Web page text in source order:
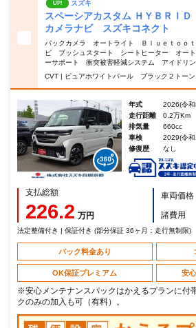
UP! スズキ
スペーシアカスタム ＨＹＢＲＩ
カメラナビ スズキコネクト
バックカメラ オートライト Ｂｌｕｅｔｏｏ
ビ プッシュスタート シートヒーター オー
ーサポート 衝突被害軽減システム アイドリン
CVT | ピュアホワイトパール ブラック２トーン
年式
2026(令
走行距離
0.2万Km
排気量
660cc
車検
2029(令
修復歴
なし
支払総額
226.2 万円
車両価格
諸費用
法定整備付き | 保証付き (部分保証 36ヶ月：走行無制限)
パック料金あり
OK保証プレミアム 安
※安心メンテナンスパックはかえるプランに付
クのみの加入も可（有料）。